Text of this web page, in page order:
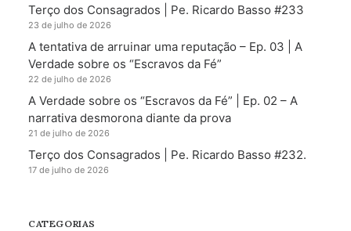
Terço dos Consagrados | Pe. Ricardo Basso #233
23 de julho de 2026
A tentativa de arruinar uma reputação – Ep. 03 | A
Verdade sobre os “Escravos da Fé”
22 de julho de 2026
A Verdade sobre os “Escravos da Fé” | Ep. 02 – A
narrativa desmorona diante da prova
21 de julho de 2026
Terço dos Consagrados | Pe. Ricardo Basso #232.
17 de julho de 2026
CATEGORIAS